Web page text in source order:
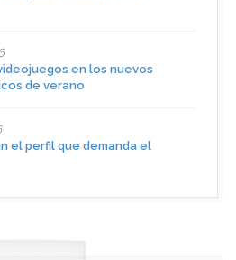
en los nuevos
de verano
el perfil que demanda el